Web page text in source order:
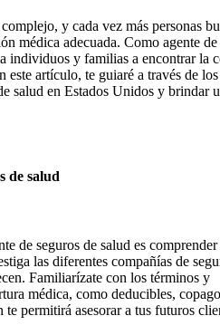
y cada vez más personas
médica adecuada. Como agente
individuos y familias a encontrar la
este artículo, te guiaré a través de
salud en Estados Unidos y brindar
de salud
de seguros de salud es
las diferentes compañías de
Familiarízate con los términos y
médica, como deducibles,
permitirá asesorar a tus futuros